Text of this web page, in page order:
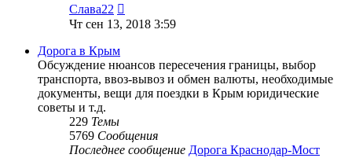
Слава22
к
Чт сен 13, 2018 3:59
Дорога в Крым
Обсуждение нюансов пересечения границы, выбор
транспорта, ввоз-вывоз и обмен валюты, необходимые
документы, вещи для поездки в Крым юридические
советы и т.д.
229 Темы
5769 Сообщения
Последнее сообщение Дорога Краснодар-Мост